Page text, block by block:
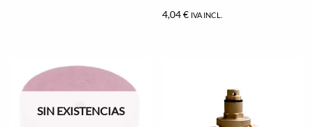
4,04€ IVA INCL.
SIN EXISTENCIAS